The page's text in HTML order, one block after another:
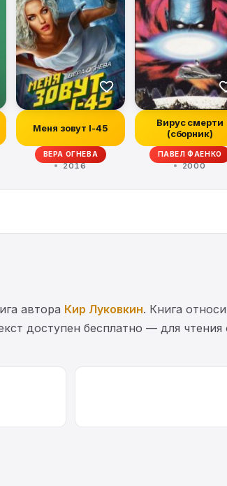
Меня зовут I-45
ВЕРА ОГНЕВА
2016
Вирус смерти
(сборник)
ПАВЕЛ ФАЕНКО
2000
автора Кир Луковкин. Книга
доступен бесплатно — для чтения